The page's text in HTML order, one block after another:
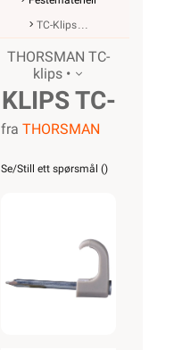
TC-Klips
THORSMAN TC-
klips •
KLIPS TC-
C3 SECOR
6X10
fra THORSMAN
Se/Still ett spørsmål ()